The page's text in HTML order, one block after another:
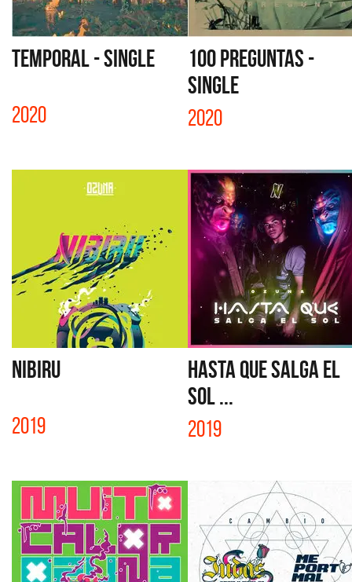
TEMPORAL - SINGLE
2020
100 PREGUNTAS -
SINGLE
2020
NIBIRU
2019
HASTA QUE SALGA EL
SOL ...
2019